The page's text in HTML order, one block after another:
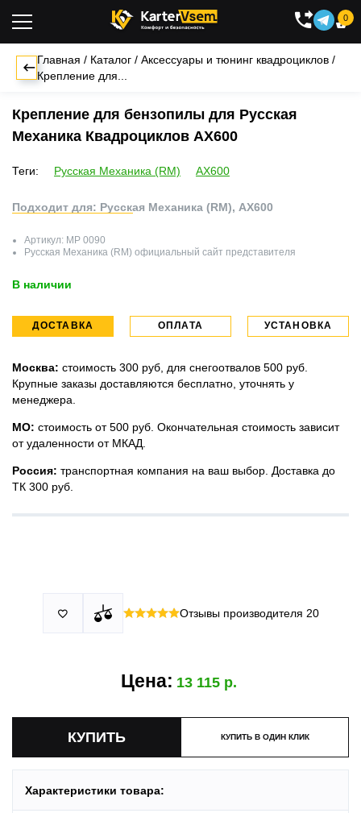

0
Главная / Каталог / Аксессуары и тюнинг квадроциклов /
Крепление для...
Крепление для бензопилы для Русская
Механика Квадроциклов AX600
Теги: Русская Механика (RM) AX600
Подходит для: Русская Механика (RM), AX600
Артикул: MP 0090
Русская Механика (RM) официальный сайт представителя
В наличии
ДОСТАВКА ОПЛАТА УСТАНОВКА
Москва: стоимость 300 руб, для снегоотвалов 500 руб.
Крупные заказы доставляются бесплатно, уточнять у
менеджера.
МО: стоимость от 500 руб. Окончательная стоимость зависит
от удаленности от МКАД.
Россия: транспортная компания на ваш выбор. Доставка до
ТК 300 руб.
По России: оплата производится до момента отгрузки в ТК.
скидка 25%
 Отзывы производителя 20
Цена: 13 115
КУПИТЬ В ОДИН КЛИК
Характеристики товара: